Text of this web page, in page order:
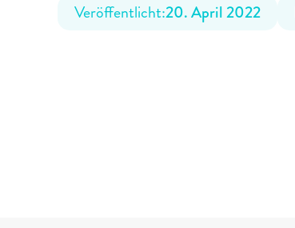
Veröffentlicht:20. April 2022